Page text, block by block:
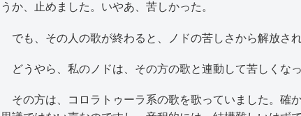
うか、止めました。いやあ、苦しかった。
でも、その人の歌が終わると、ノドの苦しさから解放さ
どうやら、私のノドは、その方の歌と連動して苦しくなっ
その方は、コロラトゥーラ系の歌を歌っていました。確